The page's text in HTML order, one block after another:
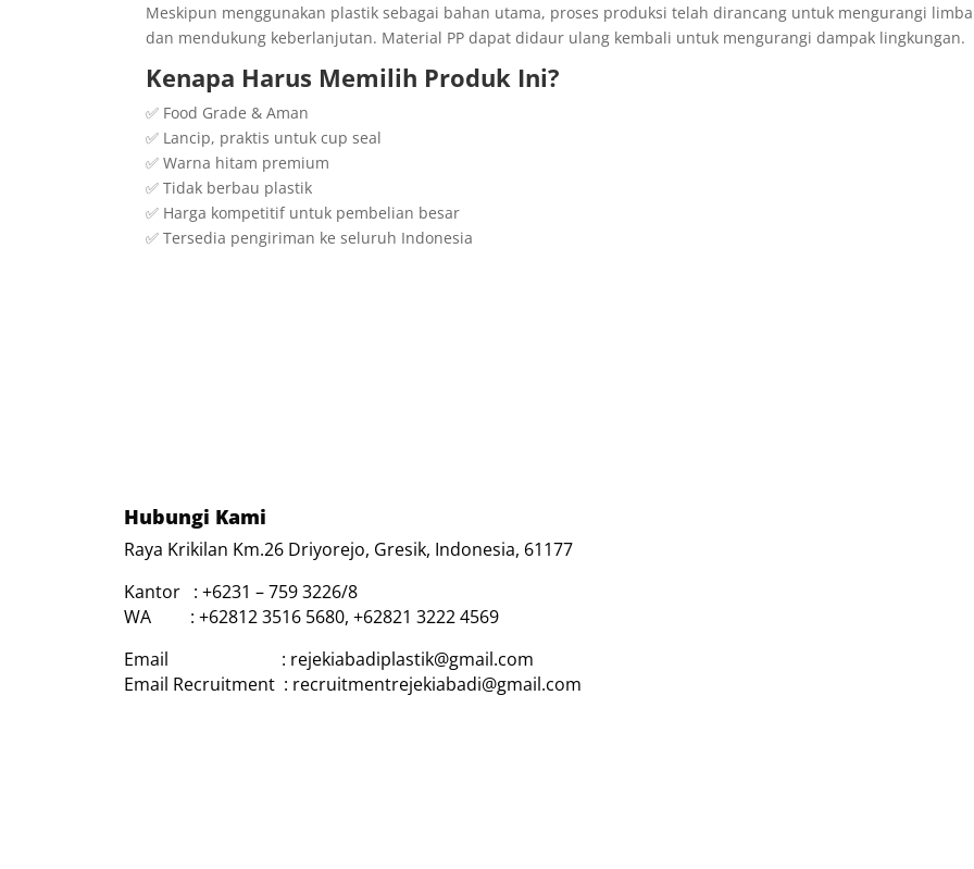
Meskipun menggunakan plastik sebagai bahan utama, proses produksi telah dirancang untuk mengurangi
dan mendukung keberlanjutan. Material PP dapat didaur ulang kembali untuk mengurangi dampak lingkungan.
Kenapa Harus Memilih Produk Ini?
✅ Food Grade & Aman
✅ Lancip, praktis untuk cup seal
✅ Warna hitam premium
✅ Tidak berbau plastik
✅ Harga kompetitif untuk pembelian besar
✅ Tersedia pengiriman ke seluruh Indonesia
Hubungi Kami
Raya Krikilan Km.26 Driyorejo, Gresik, Indonesia, 61177
Kantor : +6231 – 759 3226/8
WA : +62812 3516 5680, +62821 3222 4569
Email : rejekiabadiplastik@gmail.com
Email Recruitment : recruitmentrejekiabadi@gmail.com